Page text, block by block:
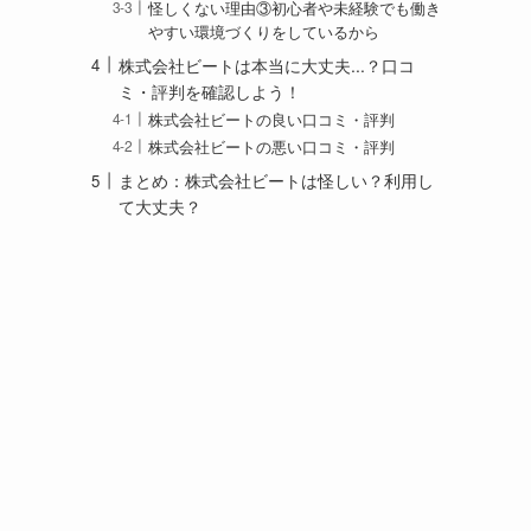
怪しくない理由③初心者や未経験でも働き
やすい環境づくりをしているから
株式会社ビートは本当に大丈夫...？口コ
ミ・評判を確認しよう！
株式会社ビートの良い口コミ・評判
株式会社ビートの悪い口コミ・評判
まとめ：株式会社ビートは怪しい？利用し
て大丈夫？